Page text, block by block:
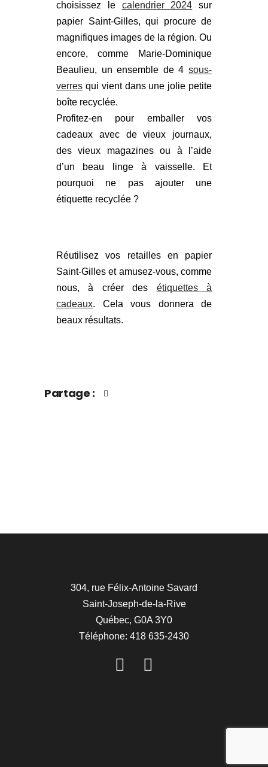
choisissez le calendrier 2024 sur
papier Saint-Gilles, qui procure de
magnifiques images de la région. Ou
encore, comme Marie-Dominique
Beaulieu, un ensemble de 4 sous-
verres qui vient dans une jolie petite
boîte recyclée.
Profitez-en pour emballer vos
cadeaux avec de vieux journaux,
des vieux magazines ou à l’aide
d’un beau linge à vaisselle. Et
pourquoi ne pas ajouter une
étiquette recyclée ?
Réutilisez vos retailles en papier
Saint-Gilles et amusez-vous, comme
nous, à créer des étiquettes à
cadeaux. Cela vous donnera de
beaux résultats.
Partage :
304, rue Félix-Antoine Savard
Saint-Joseph-de-la-Rive
Québec, G0A 3Y0
Téléphone: 418 635-2430